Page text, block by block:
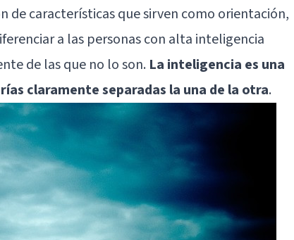
de características que sirven como orientación,
a las personas con alta inteligencia
de las que no lo son. La inteligencia es una
claramente separadas la una de la otra.